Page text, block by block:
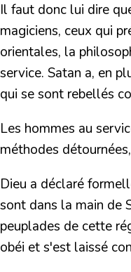
Il faut donc lui dire
magiciens, ceux qui
orientales, la
service. Satan a, en
qui se sont rebellés
Les hommes au
méthodes
Dieu a déclaré
sont dans la main de
peuplades de cette
obéi et s'est laissé